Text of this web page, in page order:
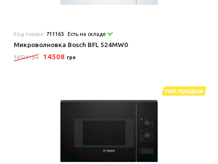
Код товара: 711165 Есть на складе
Микроволновка Bosch BFL 524MW0
14524 грн 14508 грн